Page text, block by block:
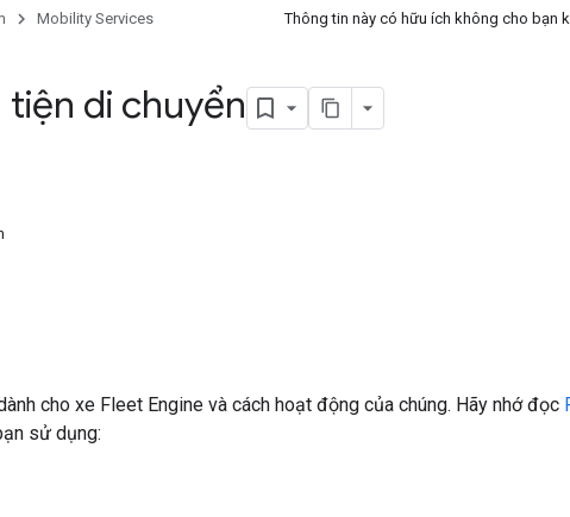
Mobility Services
Thông tin này có hữu ích không cho bạn
tiện di chuyển
cho xe Fleet Engine và cách hoạt động của chúng. Hãy nhớ đọc
sử dụng: